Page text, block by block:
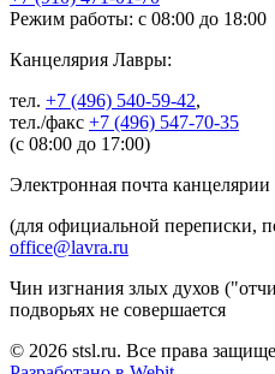
Режим работы: с 08:00 до 18:00
Канцелярия Лавры:
тел. +7 (496) 540-59-42,
тел./факс +7 (496) 547-70-35
(с 08:00 до 17:00)
Электронная почта канцелярии
(для официальной переписки,
office@lavra.ru
Чин изгнания злых духов
подворьях не совершается
© 2026 stsl.ru. Все права